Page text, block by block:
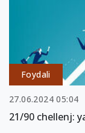
Foydali
27.06.2024 05:04
21/90 chellenj: